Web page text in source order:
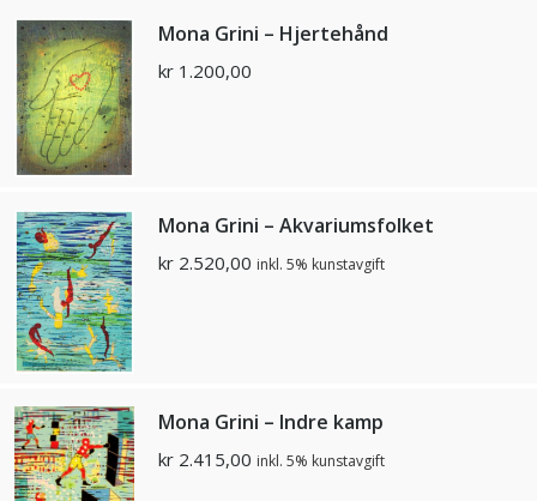
Mona Grini – Hjertehånd
kr 1.200,00
Mona Grini – Akvariumsfolket
kr 2.520,00 inkl. 5% kunstavgift
Mona Grini – Indre kamp
kr 2.415,00 inkl. 5% kunstavgift